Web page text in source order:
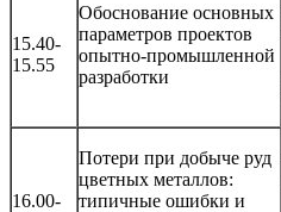
15.40-
15.55
Обоснование основных
параметров проектов
опытно-промышленной
разработки
16.00-
Потери при добыче руд
цветных металлов:
типичные ошибки и